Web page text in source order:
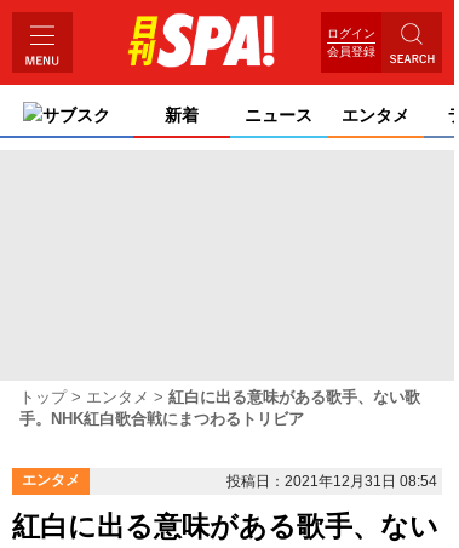
ログイン
会員登録
サブスク 新着 ニュース エンタメ
トップ エンタメ
紅白に出る意味がある歌手、ない歌
手。NHK紅白歌合戦にまつわるトリビア
エンタメ 投稿日：2021年12月31日 08:54
紅白に出る意味がある歌手、ない